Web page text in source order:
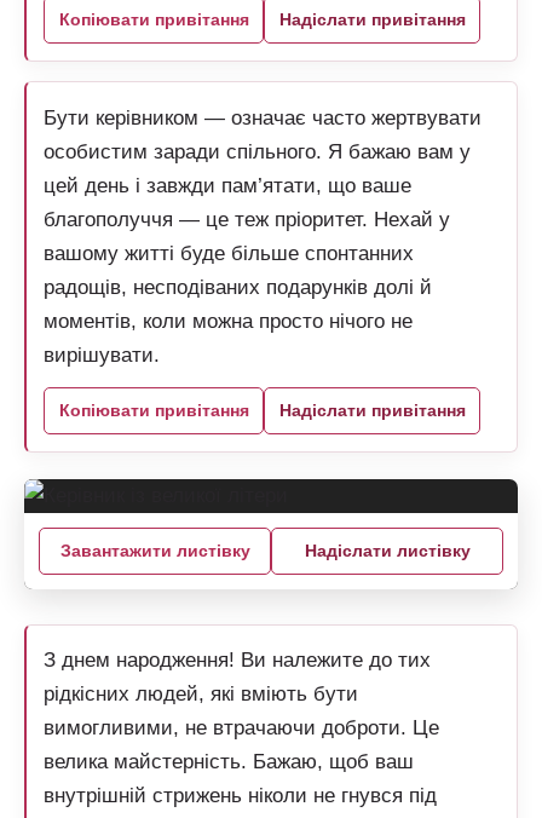
Копіювати привітання Надіслати привітання
Бути керівником — означає часто жертвувати
особистим заради спільного. Я бажаю вам у
цей день і завжди пам’ятати, що ваше
благополуччя — це теж пріоритет. Нехай у
вашому житті буде більше спонтанних
радощів, несподіваних подарунків долі й
моментів, коли можна просто нічого не
вирішувати.
Копіювати привітання Надіслати привітання
Завантажити листівку Надіслати листівку
З днем народження! Ви належите до тих
рідкісних людей, які вміють бути
вимогливими, не втрачаючи доброти. Це
велика майстерність. Бажаю, щоб ваш
внутрішній стрижень ніколи не гнувся під